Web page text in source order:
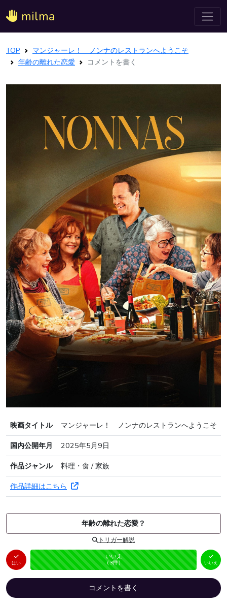
milma
TOP
マンジャーレ！ ノンナのレストランへようこそ
年齢の離れた恋愛
コメントを書く
映画タイトル
マンジャーレ！ ノンナのレストランへようこそ
国内公開年月
2025年5月9日
作品ジャンル
料理・食 / 家族
作品詳細はこちら
年齢の離れた恋愛？
トリガー解説
はい
はい
（0件）
未投票
いいえ
（3件） いいえ
コメントを書く